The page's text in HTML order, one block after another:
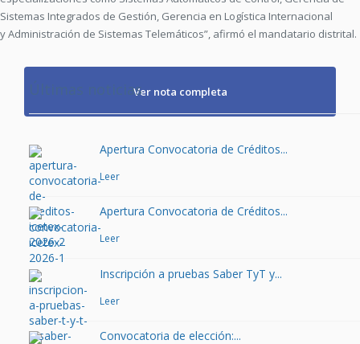
Sistemas Integrados de Gestión, Gerencia en Logística Internacional
y Administración de Sistemas Telemáticos”, afirmó el mandatario distrital.
Ver nota completa
Últimas noticias
Apertura Convocatoria de Créditos...
Leer
Apertura Convocatoria de Créditos...
Leer
Inscripción a pruebas Saber TyT y...
Leer
Convocatoria de elección:...